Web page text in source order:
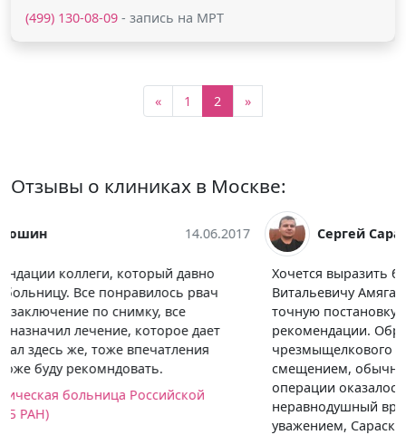
(499) 130-08-09 - запись на МРТ
« 1 2 »
Отзывы о клиниках в Москве:
Сергей Сараскин 19.04.2017
Хочется выразить благодарность Алексею
Витальевичу Амяга за профессионализм, быструю и
точную постановку диагноза, за дальнейшие
рекомендации. Обратился к нему после
чрезмыщелкового перелома плечевой кости со
смещением, обычной рентгенографии после
операции оказалось недостаточно. Оказался очень
неравнодушный врач, за что ему огромное спасибо. С
уважением, Сараскин С.С.